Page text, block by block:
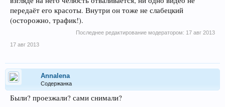
передаёт его красоты. Внутри он тоже не слабецкий
(осторожно, трафик!).
Последнее редактирование модератором: 17 авг 2013
17 авг 2013
Annalena
Содержанка
Были? проезжали? сами снимали?